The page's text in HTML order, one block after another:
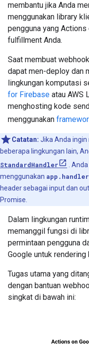
membantu jika Anda
menggunakan library
pengguna yang
fulfillment Anda.
Saat membuat
dapat men-deploy dan
lingkungan komputasi
for Firebase atau AWS
menghosting kode
menggunakan
Catatan: Jika Anda
beberapa lingkungan lain,
StandardHandler
.
menggunakan app.handler
header sebagai input dan
Promise.
Dalam lingkungan
memanggil fungsi di
permintaan pengguna
Google untuk rendering
Tugas utama yang
dengan bantuan
singkat di bawah ini: